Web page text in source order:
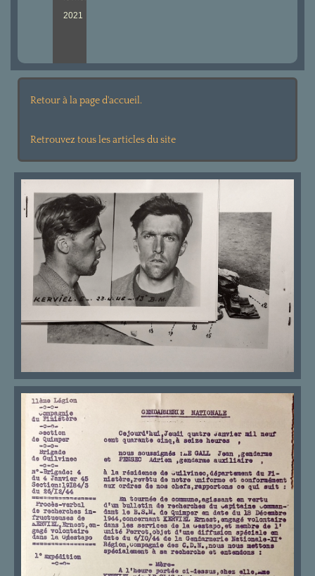
2021
Retour à la page d'accueil.
Retrouvez tous les articles du site